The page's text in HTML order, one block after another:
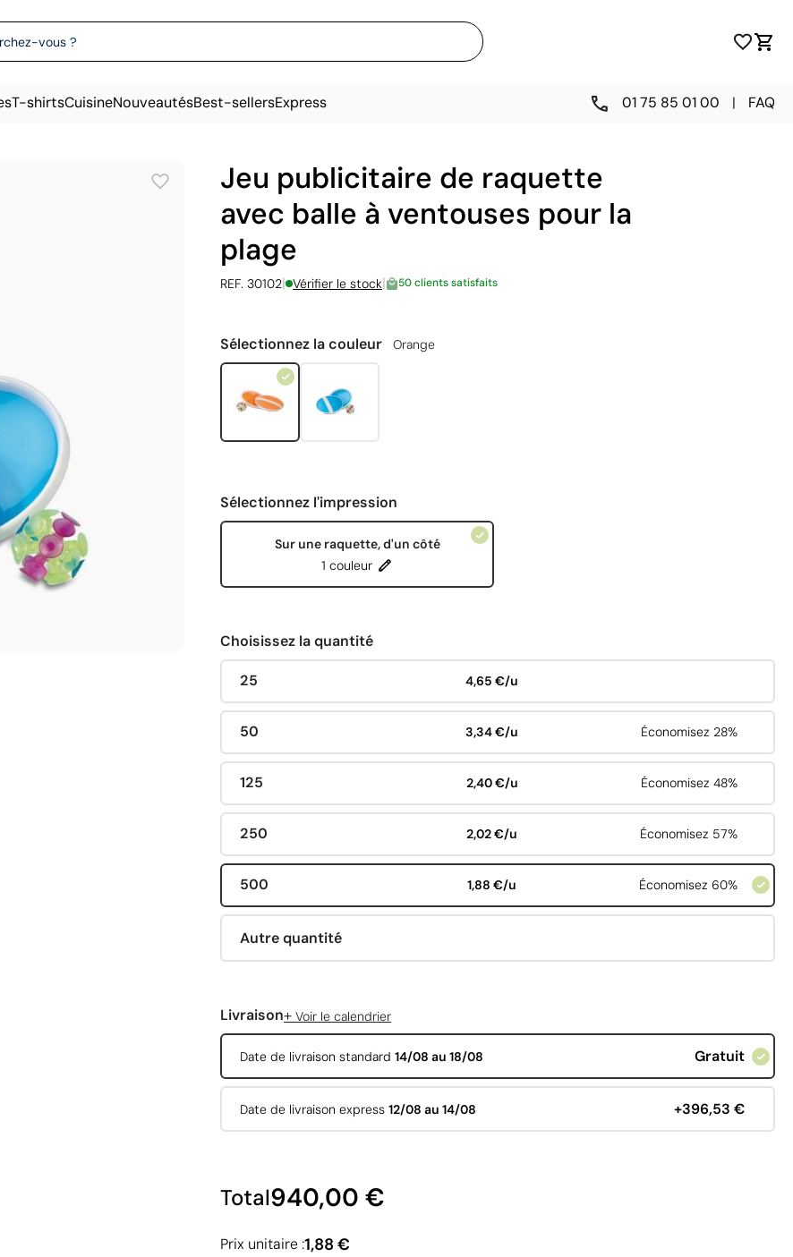
T-shirtsCuisineNouveautésBest-sellersExpress 01 75 85 01 00 | FAQ
Jeu publicitaire de raquette
avec balle à ventouses pour la
plage
REF. 30102| Vérifier le stock| 50 clients satisfaits
Sélectionnez la couleur Orange
Sélectionnez l'impression
Sur une raquette, d'un côté
1 couleur
Choisissez la quantité
25 4,65 €/u
50 3,34 €/u Économisez 28%
125 2,40 €/u Économisez 48%
250 2,02 €/u Économisez 57%
500 1,88 €/u Économisez 60%
Autre quantité
Livraison+ Voir le calendrier
Date de livraison standard 14/08 au 18/08 Gratuit
Date de livraison express 12/08 au 14/08 +396,53 €
Total940,00 €
Prix unitaire :1,88 €